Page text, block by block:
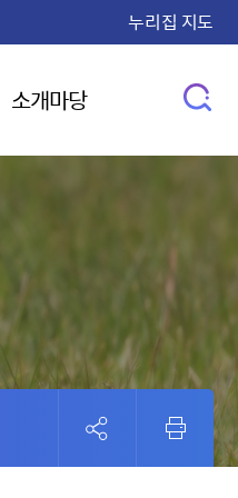
누리집 지도
소개마당